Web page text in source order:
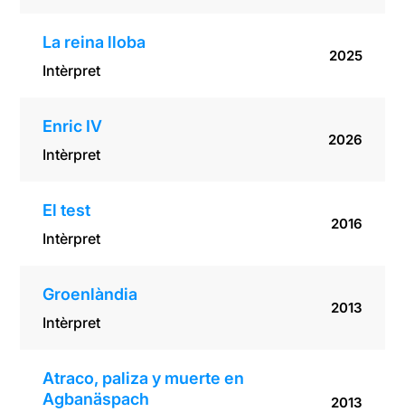
La reina lloba
Intèrpret
2025
Enric IV
Intèrpret
2026
El test
Intèrpret
2016
Groenlàndia
Intèrpret
2013
Atraco, paliza y muerte en
Agbanäspach
2013